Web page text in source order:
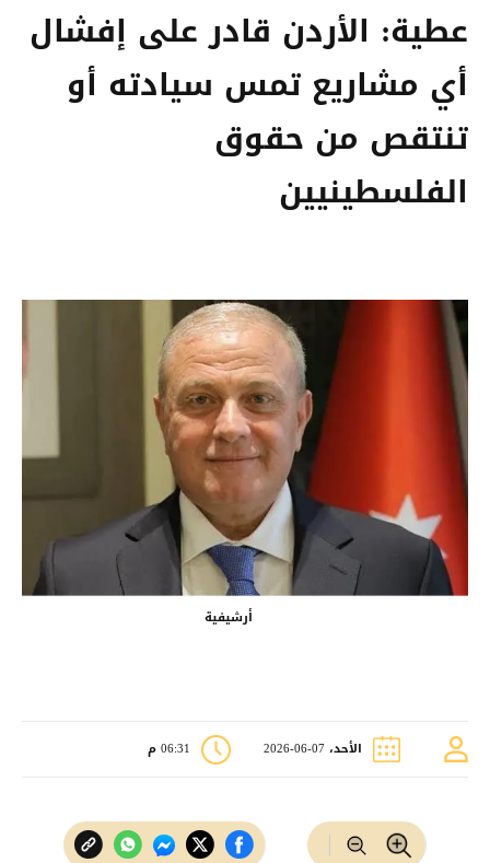
عطية: الأردن قادر على إفشال
أي مشاريع تمس سيادته أو
تنتقص من حقوق
الفلسطينيين
أرشيفية
الأحد، 07-06-2026 06:31 م